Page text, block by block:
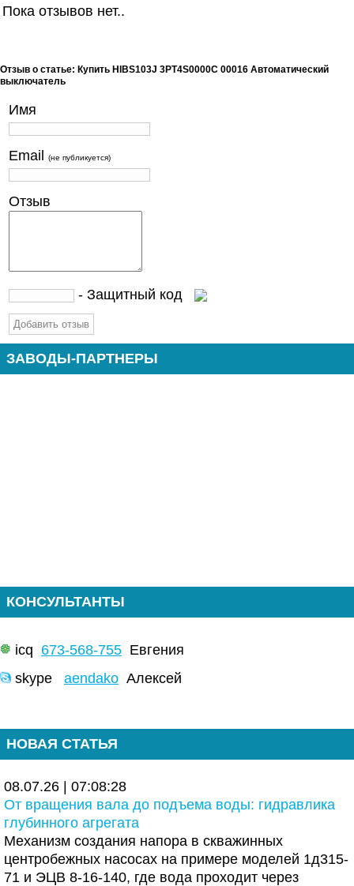
Пока отзывов нет..
Отзыв о статье: Купить HIBS103J 3PT4S0000C 00016 Автоматический
выключатель
Имя
Email (не публикуется)
Отзыв
- Защитный код
ЗАВОДЫ-ПАРТНЕРЫ
КОНСУЛЬТАНТЫ
icq 673-568-755 Евгения
skype aendako Алексей
НОВАЯ СТАТЬЯ
08.07.26 | 07:08:28
От вращения вала до подъема воды: гидравлика
глубинного агрегата
Механизм создания напора в скважинных
центробежных насосах на примере моделей 1д315-
71 и ЭЦВ 8-16-140, где вода проходит через